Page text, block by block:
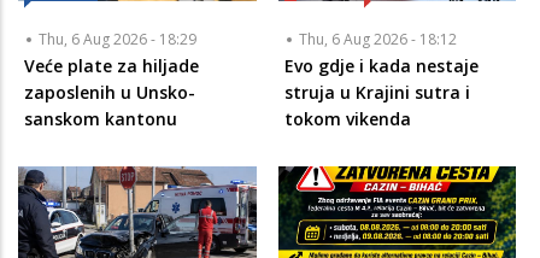
Thu, 6 Aug 2026 - 18:29
Veće plate za hiljade
zaposlenih u Unsko-
sanskom kantonu
Thu, 6 Aug 2026 - 18:12
Evo gdje i kada nestaje
struja u Krajini sutra i
tokom vikenda